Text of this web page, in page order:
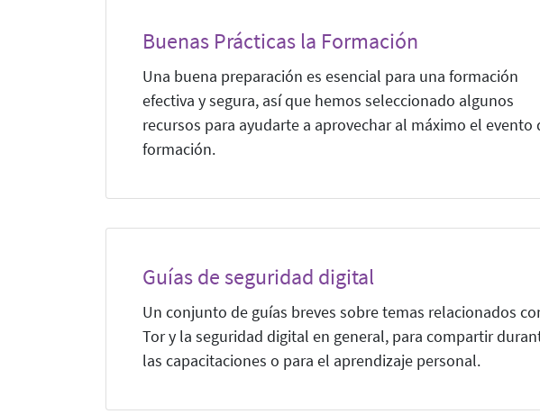
Buenas Prácticas la Formación
Una buena preparación es esencial para una formación
efectiva y segura, así que hemos seleccionado algunos
recursos para ayudarte a aprovechar al máximo el evento
formación.
Guías de seguridad digital
Un conjunto de guías breves sobre temas relacionados
Tor y la seguridad digital en general, para compartir
las capacitaciones o para el aprendizaje personal.